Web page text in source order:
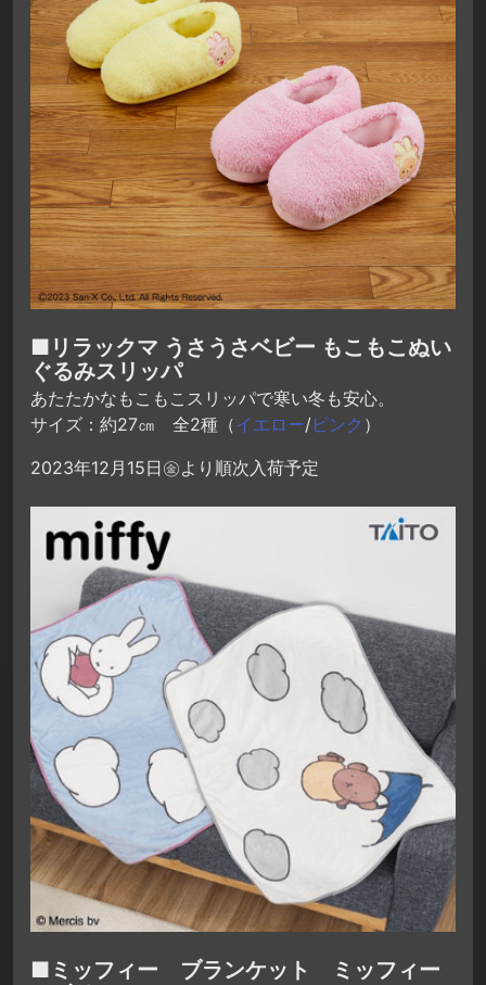
■リラックマ うさうさベビー もこもこぬい
ぐるみスリッパ
あたたかなもこもこスリッパで寒い冬も安心。
サイズ：約27㎝ 全2種（イエロー/ピンク ）
2023年12月15日㊎より順次入荷予定
■ミッフィー ブランケット ミッフィー